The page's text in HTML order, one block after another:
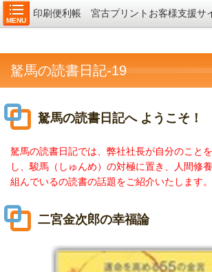
MENU
印刷便利帳 宮古プリントお客様支援サ
駑馬の読書日記-19
駑馬の読書日記へ ようこそ！
駑馬の読書日記では、弊社社長が自分のこと
し、駿馬（しゅんめ）の対極に置き、人間修
組んでいるの読書の話題をご紹介いたします。
二宮金次郎の幸福論